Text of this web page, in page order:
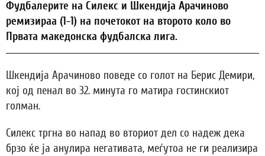
Фудбалерите на Силекс и Шкендија Арачиново
ремизираа (1-1) на почетокот на второто коло во
Првата македонска фудбалска лига.
Шкендија Арачиново поведе со голот на Берис Демири,
кој од пенал во 32. минута го матира гостинскиот
голман.
Силекс тргна во напад во вториот дел со надеж дека
брзо ќе ја анулира негативата, меѓутоа не ги реализира